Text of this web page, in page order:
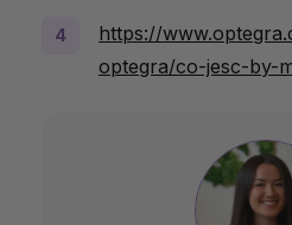
https://
optegra/co-jesc-by-